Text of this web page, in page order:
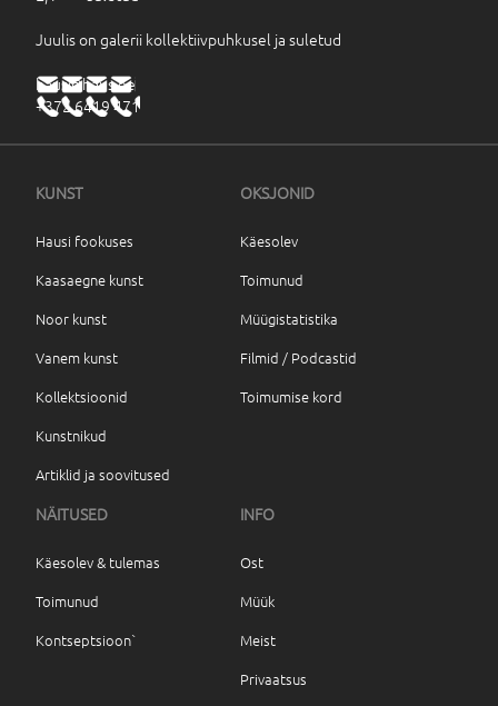
Juulis on galerii kollektiivpuhkusel ja suletud
haus@haus.ee
+372 6419 471
KUNST
Hausi fookuses
Kaasaegne kunst
Noor kunst
Vanem kunst
Kollektsioonid
Kunstnikud
Artiklid ja soovitused
OKSJONID
Käesolev
Toimunud
Müügistatistika
Filmid / Podcastid
Toimumise kord
NÄITUSED
Käesolev & tulemas
Toimunud
Kontseptsioon`
INFO
Ost
Müük
Meist
Privaatsus